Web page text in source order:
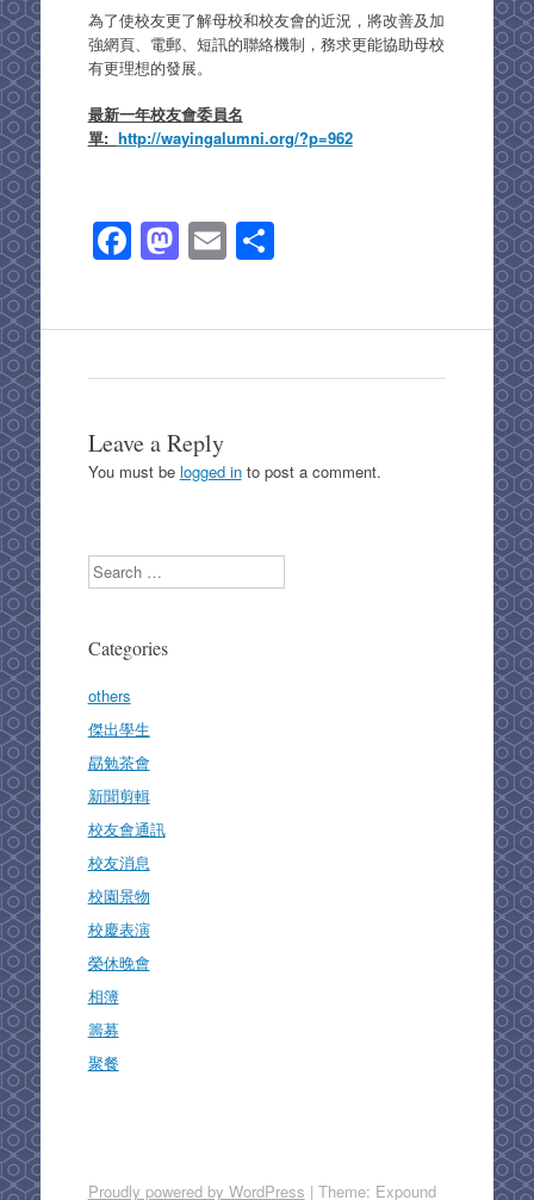
為了使校友更了解母校和校友會的近況，將改善及加
強網頁、電郵、短訊的聯絡機制，務求更能協助母校
有更理想的發展。
最新一年校友會委員名
單: http://wayingalumni.org/?p=962
F
a
c
b
o
o
M
a
st
d
o
n
E
m
ail
S
ar
Leave a Reply
You must be logged into post a comment.
Search
Categories
others
傑出學生
勗勉茶會
新聞剪輯
校友會通訊
校友消息
校園景物
校慶表演
榮休晚會
相簿
籌募
聚餐
Proudly powered by WordPress | Theme: Expound